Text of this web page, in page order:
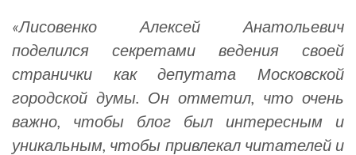
«Лисовенко Алексей Анатольевич
поделился секретами ведения своей
странички как депутата Московской
городской думы. Он отметил, что очень
важно, чтобы блог был интересным и
уникальным, чтобы привлекал читателей и